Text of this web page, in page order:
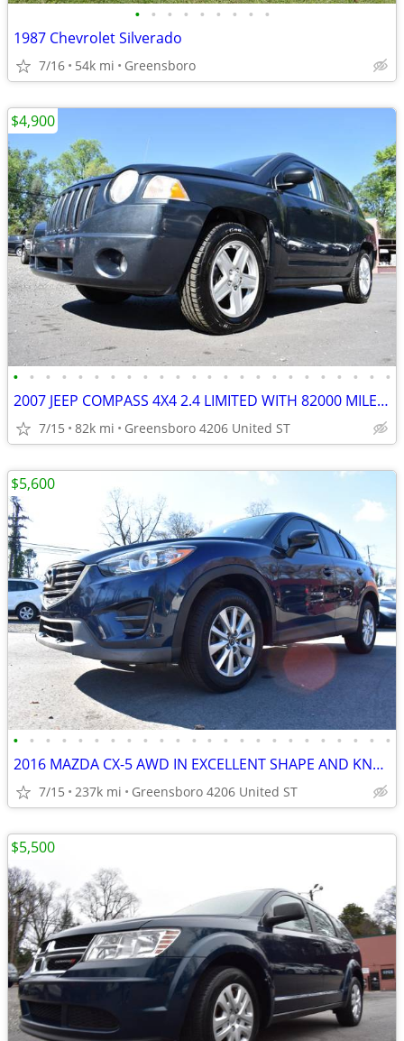
• • • • • • • • •
1987 Chevrolet Silverado
7/16 54k mi Greensboro
• • • • • • • • • • • • • • • • • • • • • • • •
2007 JEEP COMPASS 4X4 2.4 LIMITED WITH 82000 MILES AND SUNROOF
7/15 82k mi Greensboro 4206 United ST
$4,900
• • • • • • • • • • • • • • • • • • • • • • • •
2016 MAZDA CX-5 AWD IN EXCELLENT SHAPE AND KNEE-DEEP IN MICHELINS
7/15 237k mi Greensboro 4206 United ST
$5,600
$5,500